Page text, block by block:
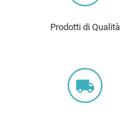
Prodotti di Qualità
local_shipping